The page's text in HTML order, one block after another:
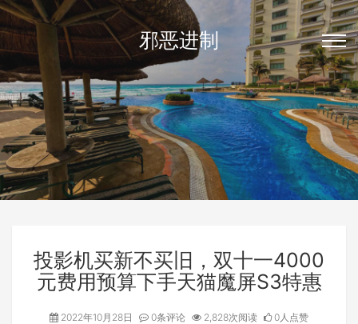
邪恶进制
投影机买新不买旧，双十一4000
元费用预算下手天猫魔屏S3特惠
2022年10月28日 0条评论 2,828次阅读 0人点赞